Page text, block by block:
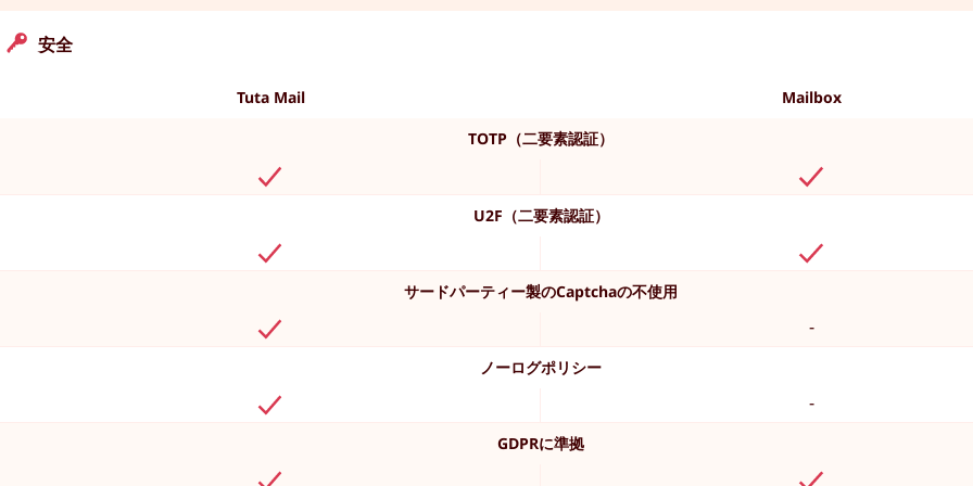
安全
Tuta Mail Mailbox
TOTP（二要素認証）
U2F（二要素認証）
サードパーティー製のCaptchaの不使用
-
ノーログポリシー
-
GDPRに準拠